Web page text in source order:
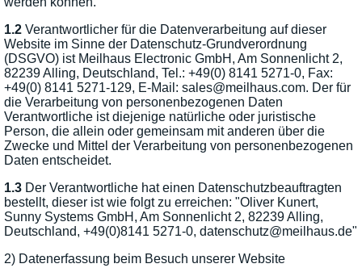
1.2 Verantwortlicher für die Datenverarbeitung auf dieser
Website im Sinne der Datenschutz-Grundverordnung
(DSGVO) ist Meilhaus Electronic GmbH, Am Sonnenlicht 2,
82239 Alling, Deutschland, Tel.: +49(0) 8141 5271-0, Fax:
+49(0) 8141 5271-129, E-Mail: sales@meilhaus.com. Der für
die Verarbeitung von personenbezogenen Daten
Verantwortliche ist diejenige natürliche oder juristische
Person, die allein oder gemeinsam mit anderen über die
Zwecke und Mittel der Verarbeitung von personenbezogenen
Daten entscheidet.
1.3 Der Verantwortliche hat einen Datenschutzbeauftragten
bestellt, dieser ist wie folgt zu erreichen: "Oliver Kunert,
Sunny Systems GmbH, Am Sonnenlicht 2, 82239 Alling,
Deutschland, +49(0)8141 5271-0, datenschutz@meilhaus.de"
2) Datenerfassung beim Besuch unserer Website